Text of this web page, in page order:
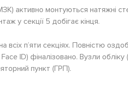
активно монтуються натяжні
у секції 5 добігає кінця.
всіх п’яти секціях. Повністю
ID) фіналізовано. Вузли
пункт (ГРП).